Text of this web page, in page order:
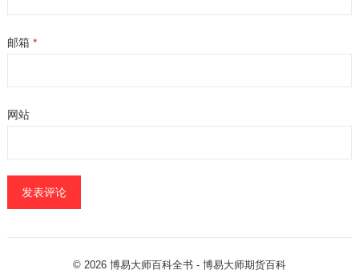
邮箱 *
网站
© 2026 博易大师百科全书 - 博易大师期货百科